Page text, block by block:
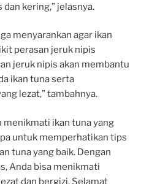
kering,” jelasnya.
menyarankan agar ikan
perasan jeruk nipis
jeruk nipis akan membantu
ikan tuna serta
lezat,” tambahnya.
menikmati ikan tuna yang
untuk memperhatikan tips
tuna yang baik. Dengan
Anda bisa menikmati
dan bergizi. Selamat